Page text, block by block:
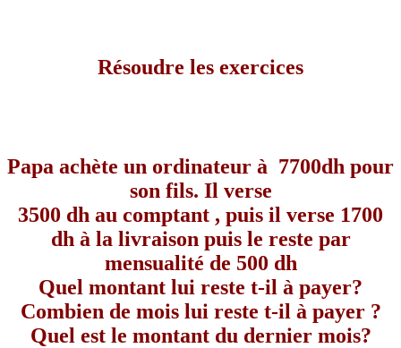
Résoudre les exercices
Papa achète un ordinateur à 7700dh pour
son fils. Il verse
3500 dh au comptant , puis il verse 1700
dh à la livraison puis le reste par
mensualité de 500 dh
Quel montant lui reste t-il à payer?
Combien de mois lui reste t-il à payer ?
Quel est le montant du dernier mois?